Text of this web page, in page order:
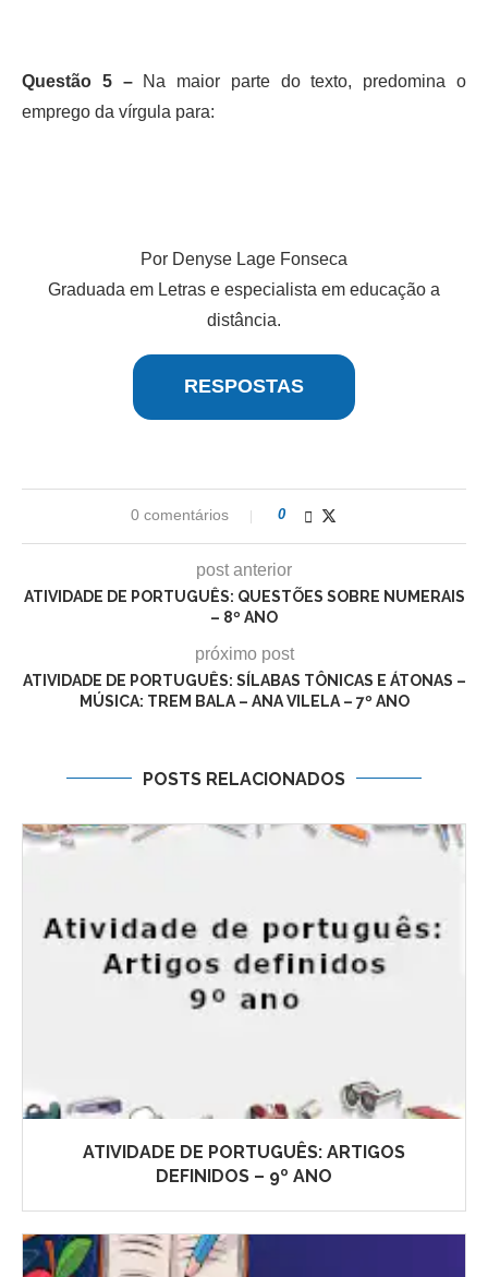
Questão 5 –Na maior parte do texto, predomina o
emprego da vírgula para:
Por Denyse Lage Fonseca
Graduada em Letras e especialista em educação a
distância.
RESPOSTAS
0 comentários 0
post anterior
ATIVIDADE DE PORTUGUÊS: QUESTÕES SOBRE NUMERAIS
– 8º ANO
próximo post
ATIVIDADE DE PORTUGUÊS: SÍLABAS TÔNICAS E ÁTONAS –
MÚSICA: TREM BALA – ANA VILELA – 7º ANO
POSTS RELACIONADOS
ATIVIDADE DE PORTUGUÊS: ARTIGOS
DEFINIDOS – 9º ANO